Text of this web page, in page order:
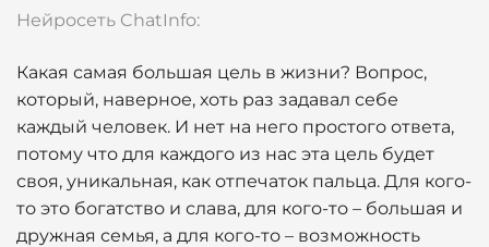
Нейросеть ChatInfo:
Какая самая большая цель в жизни? Вопрос,
который, наверное, хоть раз задавал себе
каждый человек. И нет на него простого ответа,
потому что для каждого из нас эта цель будет
своя, уникальная, как отпечаток пальца. Для кого-
то это богатство и слава, для кого-то – большая и
дружная семья, а для кого-то – возможность